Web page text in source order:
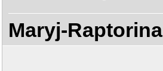
Maryj-Raptorina